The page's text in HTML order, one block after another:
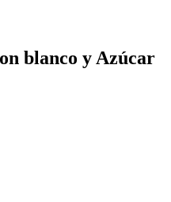
blanco y Azúcar